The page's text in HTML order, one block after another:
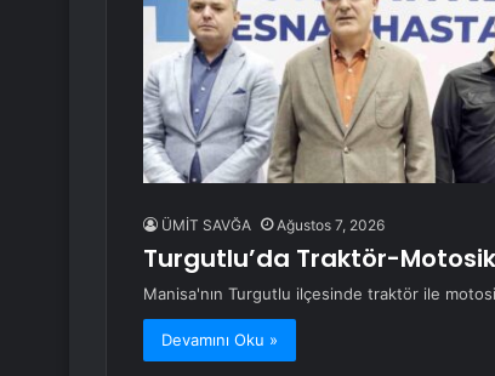
ÜMİT SAVĞA Ağustos 7, 2026
Turgutlu’da Traktör-
Manisa'nın Turgutlu ilçesinde traktör ile
Devamını Oku »